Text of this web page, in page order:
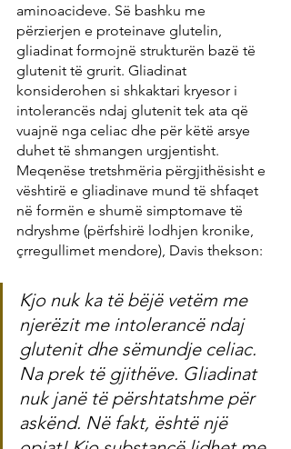
aminoacideve. Së bashku me
përzierjen e proteinave glutelin,
gliadinat formojnë strukturën bazë të
glutenit të grurit. Gliadinat
konsiderohen si shkaktari kryesor i
intolerancës ndaj glutenit tek ata që
vuajnë nga celiac dhe për këtë arsye
duhet të shmangen urgjentisht.
Meqenëse tretshmëria përgjithësisht e
vështirë e gliadinave mund të shfaqet
në formën e shumë simptomave të
ndryshme (përfshirë lodhjen kronike,
çrregullimet mendore), Davis thekson:
Kjo nuk ka të bëjë vetëm me
njerëzit me intolerancë ndaj
glutenit dhe sëmundje celiac.
Na prek të gjithëve. Gliadinat
nuk janë të përshtatshme për
askënd. Në fakt, është një